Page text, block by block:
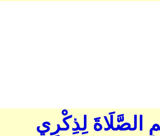
الصَّلَاةَ لِذِكْرِي